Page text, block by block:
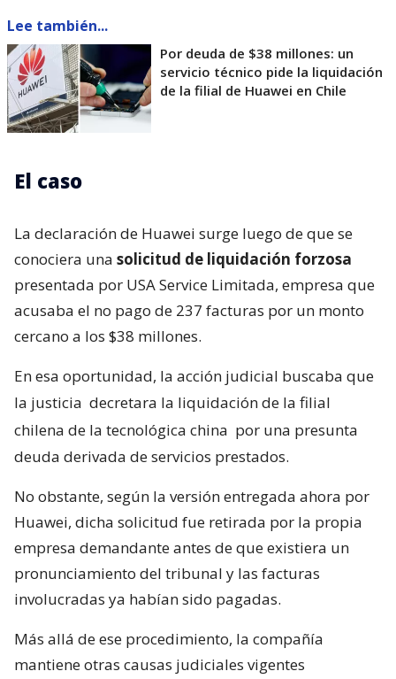
Lee también...
Por deuda de $38 millones: un
servicio técnico pide la liquidación
de la filial de Huawei en Chile
El caso
La declaración de Huawei surge luego de que se
conociera una solicitud de liquidación forzosa
presentada por USA Service Limitada, empresa que
acusaba el no pago de 237 facturas por un monto
cercano a los $38 millones.
En esa oportunidad, la acción judicial buscaba que
la justicia decretara la liquidación de la filial
chilena de la tecnológica china por una presunta
deuda derivada de servicios prestados.
No obstante, según la versión entregada ahora por
Huawei, dicha solicitud fue retirada por la propia
empresa demandante antes de que existiera un
pronunciamiento del tribunal y las facturas
involucradas ya habían sido pagadas.
Más allá de ese procedimiento, la compañía
mantiene otras causas judiciales vigentes